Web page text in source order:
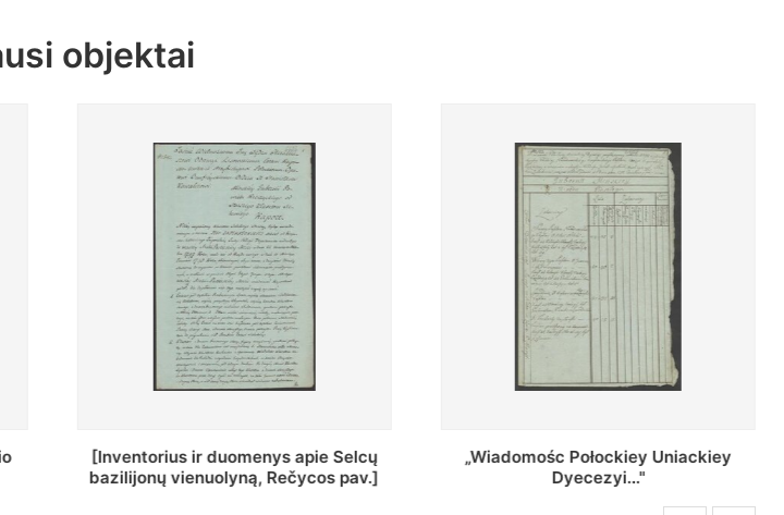
objektai
„Wiadomośc Połockiey Uniackiey
Dyecezyi..."
Regestr Parochow Dekanatu
Brzeskiego